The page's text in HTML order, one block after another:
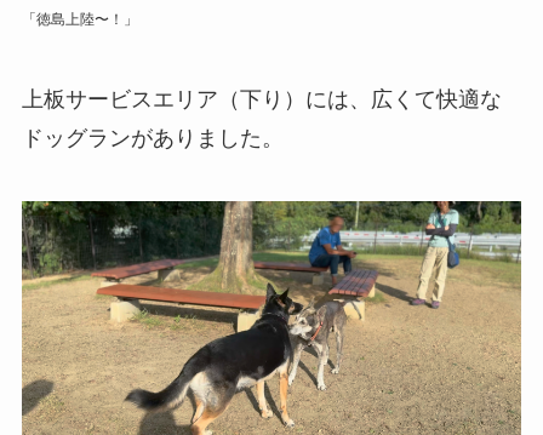
「徳島上陸〜！」
上板サービスエリア（下り）には、広くて快適な
ドッグランがありました。